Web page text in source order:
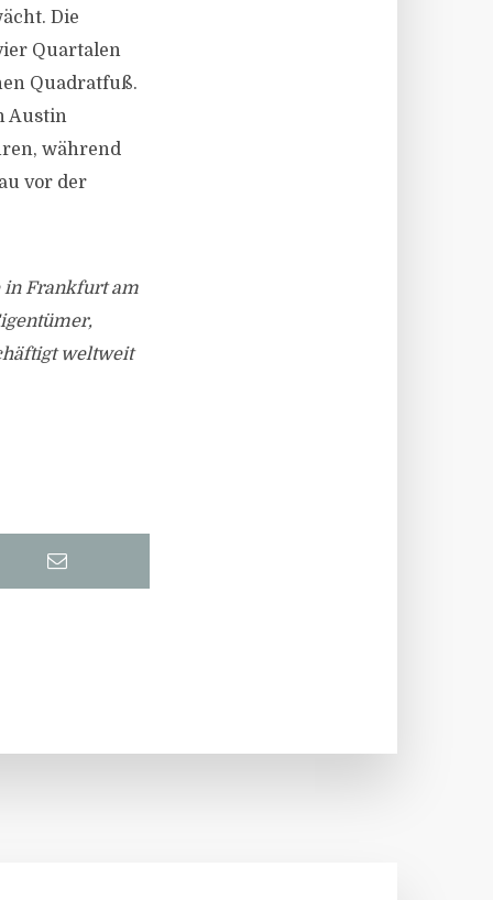
Die
Quartalen
Quadratfuß.
Austin
während
vor der
in Frankfurt am
weltweit